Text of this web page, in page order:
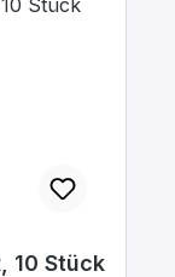
10 Stück